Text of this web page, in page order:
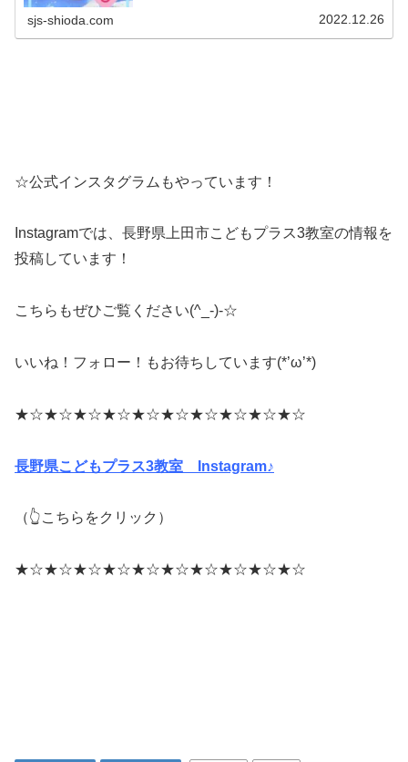
sjs-shioda.com 2022.12.26
☆公式インスタグラムもやっています！
Instagramでは、長野県上田市こどもプラス3教室の情報を
投稿しています！
こちらもぜひご覧ください(^_-)-☆
いいね！フォロー！もお待ちしています(*’ω’*)
★☆★☆★☆★☆★☆★☆★☆★☆★☆★☆
長野県こどもプラス3教室 Instagram♪
（👆こちらをクリック）
★☆★☆★☆★☆★☆★☆★☆★☆★☆★☆